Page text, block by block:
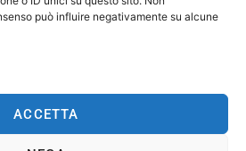
può influire negativamente su alcune
ACCETTA
repubblicana